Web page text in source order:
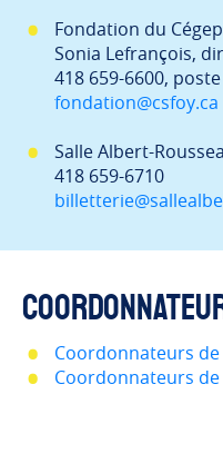
Fondation du
Sonia Lefrançois,
418 659-6600,
fondation@csfoy.ca
Salle Albert-
418 659-6710
Coordonnateurs
Coordonnateurs